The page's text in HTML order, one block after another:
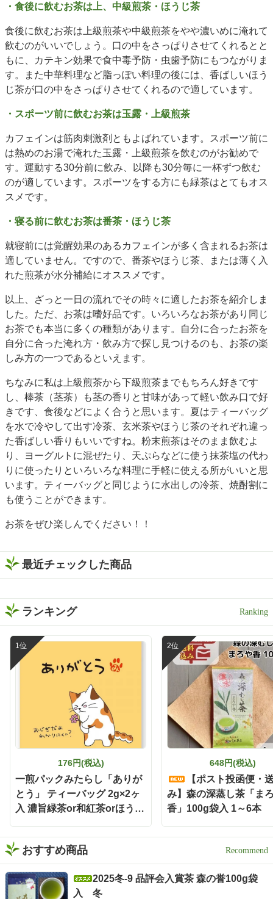
・食後に飲むお茶は上、中級煎茶・ほうじ茶
食後に飲むお茶は上級煎茶や中級煎茶をやや濃いめに淹れて
飲むのがいいでしょう。口の中をさっぱりさせてくれるとと
もに、カテキン効果で食中毒予防・虫歯予防にもつながりま
す。また中華料理など脂っぽい料理の後には、香ばしいほう
じ茶が口の中をさっぱりさせてくれるので適しています。
・スポーツ前に飲むお茶は玉露・上級煎茶
カフェインは筋肉刺激剤ともよばれています。スポーツ前に
は熱めのお湯で淹れた玉露・上級煎茶を飲むのがお勧めで
す。運動する30分前に飲み、以降も30分毎に一杯ずつ飲む
のが適しています。スポーツをする方にも緑茶はとてもオス
スメです。
・寝る前に飲むお茶は番茶・ほうじ茶
就寝前には覚醒効果のあるカフェインが多く含まれるお茶は
適していません。ですので、番茶やほうじ茶、または薄く入
れた煎茶が水分補給にオススメです。
以上、ざっと一日の流れでその時々に適したお茶を紹介しま
した。ただ、お茶は嗜好品です。いろいろなお茶があり同じ
お茶でも本当に多くの種類があります。自分に合ったお茶を
自分に合った淹れ方・飲み方で探し見つけるのも、お茶の楽
しみ方の一つであるといえます。
ちなみに私は上級煎茶から下級煎茶までもちろん好きです
し、棒茶（茎茶）も茎の香りと甘味があって軽い飲み口で好
きです、食後などによく合うと思います。夏はティーバッグ
を水で冷やして出す冷茶、玄米茶やほうじ茶のそれぞれ違っ
た香ばしい香りもいいですね。粉末煎茶はそのまま飲むよ
り、ヨーグルトに混ぜたり、天ぷらなどに使う抹茶塩の代わ
りに使ったりといろいろな料理に手軽に使える所がいいと思
います。ティーバッグと同じように水出しの冷茶、焼酎割に
も使うことができます。
お茶をぜひ楽しんでください！！
最近チェックした商品
ランキング
176円(税込)
一煎パックみたらし「ありが
とう」 ティーバッグ 2g×2ヶ
入 濃旨緑茶or和紅茶orほうじ
648円(税込)
【ポスト投函便・
み】森の深蒸し茶「ま
香」100g袋入 1～6本
おすすめ商品
2025冬-9 品評会入賞茶 森の誉100g袋
入 冬